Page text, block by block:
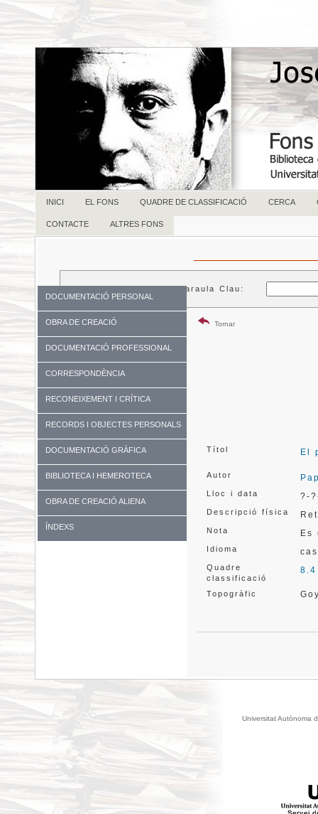
INICI EL FONS QUADRE DE CLASSIFICACIÓ CERCA
CONTACTE ALTRES FONS
DOCUMENTACIÓ PERSONAL
OBRA DE CREACIÓ
DOCUMENTACIÓ PROFESSIONAL
CORRESPONDÈNCIA
RECONEIXEMENT I CRÍTICA
RECORDS I OBJECTES PERSONALS
DOCUMENTACIÓ GRÀFICA
BIBLIOTECA I HEMEROTECA
OBRA DE CREACIÓ ALIENA
ÍNDEXS
Paraula Clau:
Tornar
Títol El
Autor
Lloc i data ?-
Descripció física
Nota Es
Idioma
Quadre
classificació
Topogràfic
Universitat Autònoma